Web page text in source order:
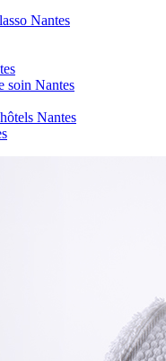
Nantes
soin Nantes
Nantes